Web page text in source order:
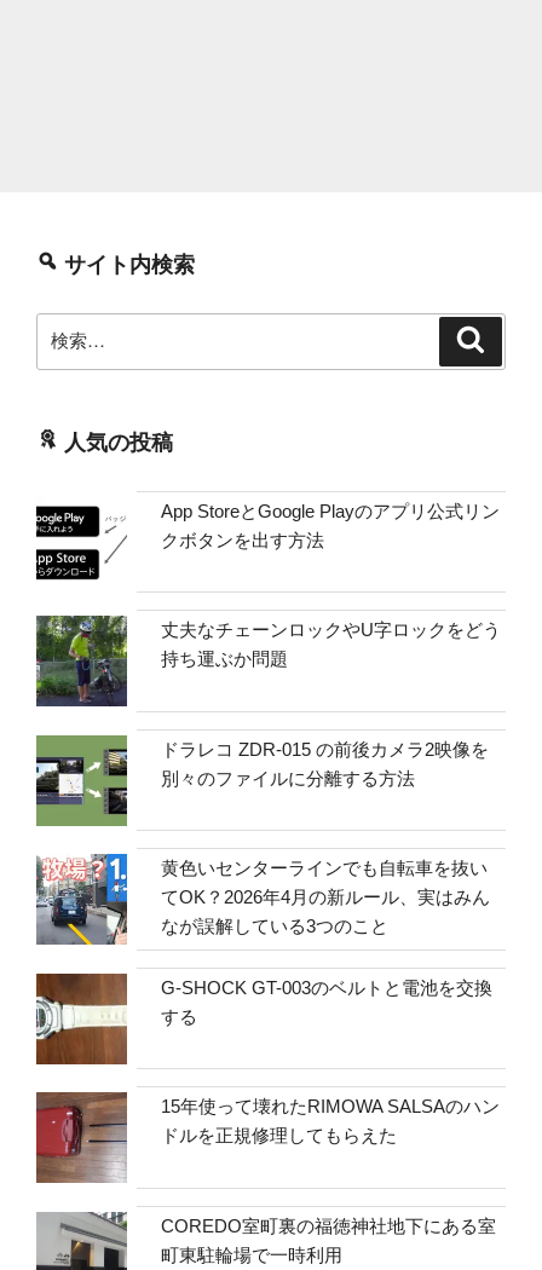
サイト内検索
索:
人気の投稿
App StoreとGoogle Playのアプリ公式リン
クボタンを出す方法
丈夫なチェーンロックやU字ロックをどう
持ち運ぶか問題
ドラレコ ZDR-015 の前後カメラ2映像を
別々のファイルに分離する方法
黄色いセンターラインでも自転車を抜い
てOK？2026年4月の新ルール、実はみん
なが誤解している3つのこと
G-SHOCK GT-003のベルトと電池を交換
する
15年使って壊れたRIMOWA SALSAのハン
ドルを正規修理してもらえた
COREDO室町裏の福徳神社地下にある室
町東駐輪場で一時利用